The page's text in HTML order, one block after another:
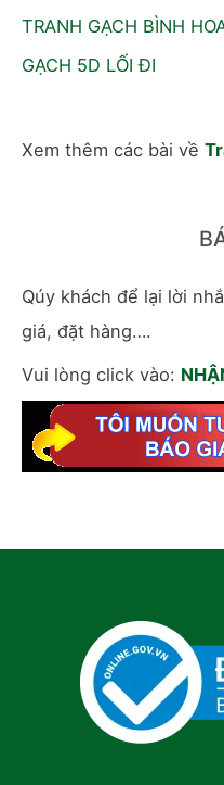
TRANH GẠCH BÌNH
GẠCH 5D LỐI ĐI
Xem thêm các bài về
Qúy khách để lại lời
giá, đặt hàng….
Vui lòng click vào: